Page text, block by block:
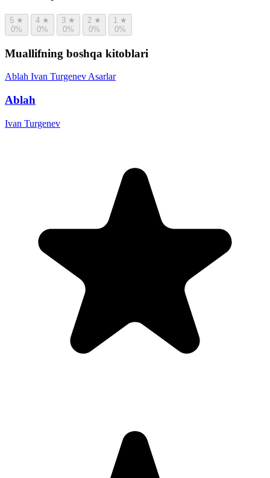
5 ★
0%
4 ★
0%
3 ★
0%
2 ★
0%
1 ★
0%
Muallifning boshqa kitoblari
Ablah Ivan TurgenevAsarlar
Ablah
Ivan Turgenev